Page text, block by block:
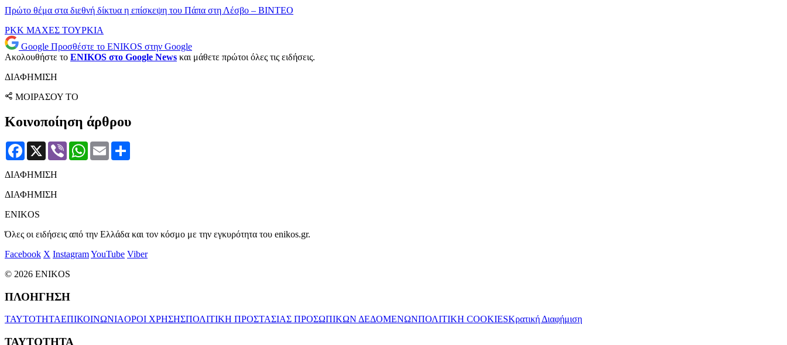
Πρώτο θέμα στα διεθνή δίκτυα η επίσκεψη του Πάπα στη Λέσβο – ΒΙΝΤΕΟ
PKK ΜΑΧΕΣ ΤΟΥΡΚΙΑ
Google Προσθέστε το ENIKOS στην Google
Ακολουθήστε το ENIKOS στο Google News και μάθετε πρώτοι όλες τις ειδήσεις.
ΔΙΑΦΗΜΙΣΗ
ΜΟΙΡΑΣΟΥ ΤΟ
Κοινοποίηση άρθρου
Facebook
X Viber WhatsApp
Email
ΔΙΑΦΗΜΙΣΗ
ΔΙΑΦΗΜΙΣΗ
ENIKOS
Όλες οι ειδήσεις από την Ελλάδα και τον κόσμο με την εγκυρότητα του enikos.gr.
Facebook X InstagramYouTube Viber
© 2026 ENIKOS
ΠΛΟΗΓΗΣΗ
ΤΑΥΤΟΤΗΤΑΕΠΙΚΟΙΝΩΝΙΑΟΡΟΙ ΧΡΗΣΗΣΠΟΛΙΤΙΚΗ ΠΡΟΣΤΑΣΙΑΣ ΠΡΟΣΩΠΙΚΩΝ ΔΕΔΟΜΕΝΩΝΠΟΛΙΤΙΚΗ COOKIESΚρατική Διαφήμιση
ΤΑΥΤΟΤΗΤΑ